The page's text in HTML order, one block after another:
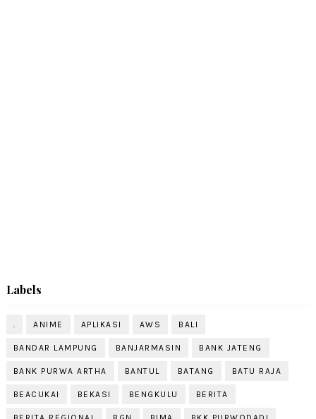
Labels
. ANIME APLIKASI AWS BALI
BANDAR LAMPUNG BANJARMASIN BANK JATENG
BANK PURWA ARTHA BANTUL BATANG BATU RAJA
BEACUKAI BEKASI BENGKULU BERITA